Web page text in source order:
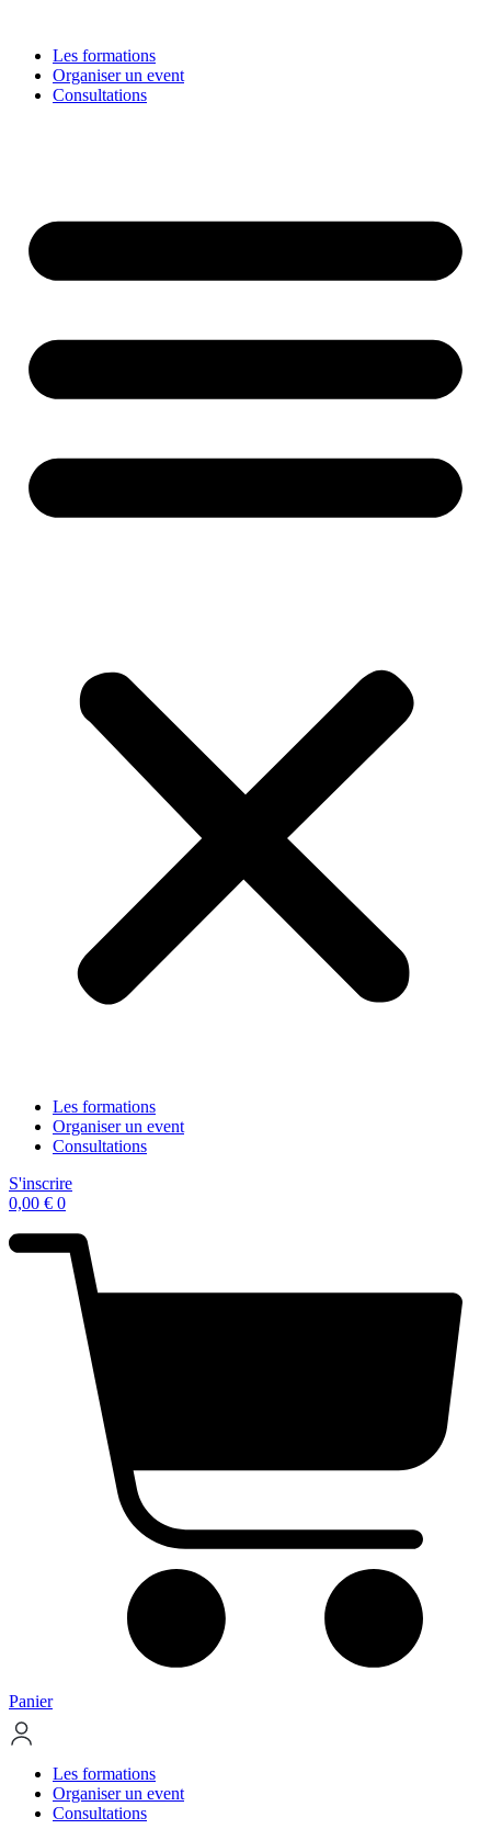
Les formations
Organiser un event
Consultations
Les formations
Organiser un event
Consultations
S'inscrire
0,00 € 0
Panier
Les formations
Organiser un event
Consultations